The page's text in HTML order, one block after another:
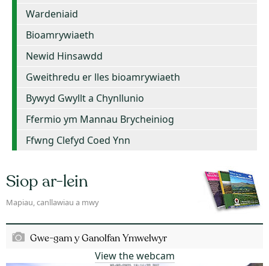
Wardeniaid
Bioamrywiaeth
Newid Hinsawdd
Gweithredu er lles bioamrywiaeth
Bywyd Gwyllt a Chynllunio
Ffermio ym Mannau Brycheiniog
Ffwng Clefyd Coed Ynn
Siop ar-lein
Mapiau, canllawiau a mwy
Gwe-gam y Ganolfan Ymwelwyr
View the webcam